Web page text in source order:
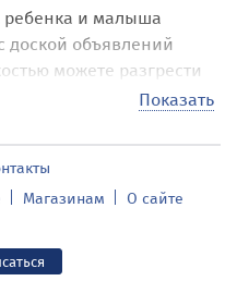
ребенка и малыша
доской объявлений
можете разгрести
и сразу же купить
, купить дорогую
коляску или
цене, обновить
махом без
бюджету в
Показать
Магазинам
О сайте